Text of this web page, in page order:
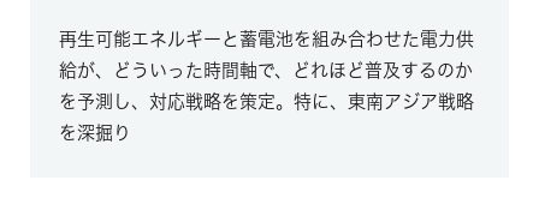
再生可能エネルギーと蓄電池を組み合わせた電力供
給が、どういった時間軸で、どれほど普及するのか
を予測し、対応戦略を策定。特に、東南アジア戦略
を深掘り